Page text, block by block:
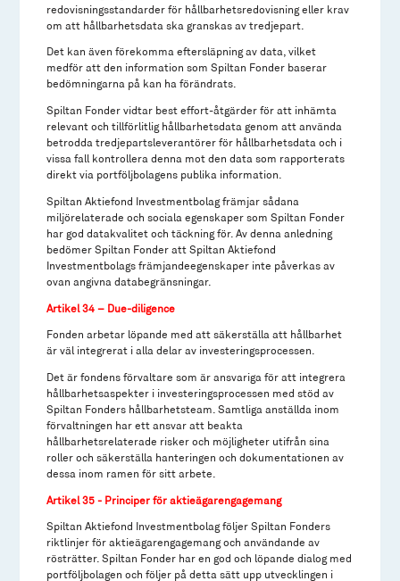
redovisningsstandarder för hållbarhetsredovisning eller krav
om att hållbarhetsdata ska granskas av tredjepart.
Det kan även förekomma eftersläpning av data, vilket
medför att den information som Spiltan Fonder baserar
bedömningarna på kan ha förändrats.
Spiltan Fonder vidtar best effort-åtgärder för att inhämta
relevant och tillförlitlig hållbarhetsdata genom att använda
betrodda tredjepartsleverantörer för hållbarhetsdata och i
vissa fall kontrollera denna mot den data som rapporterats
direkt via portföljbolagens publika information.
Spiltan Aktiefond Investmentbolag främjar sådana
miljörelaterade och sociala egenskaper som Spiltan Fonder
har god datakvalitet och täckning för. Av denna anledning
bedömer Spiltan Fonder att Spiltan Aktiefond
Investmentbolags främjandeegenskaper inte påverkas av
ovan angivna databegränsningar.
Artikel 34 – Due-diligence
Fonden arbetar löpande med att säkerställa att hållbarhet
är väl integrerat i alla delar av investeringsprocessen.
Det är fondens förvaltare som är ansvariga för att integrera
hållbarhetsaspekter i investeringsprocessen med stöd av
Spiltan Fonders hållbarhetsteam. Samtliga anställda inom
förvaltningen har ett ansvar att beakta
hållbarhetsrelaterade risker och möjligheter utifrån sina
roller och säkerställa hanteringen och dokumentationen av
dessa inom ramen för sitt arbete.
Artikel 35 - Principer för aktieägarengagemang
Spiltan Aktiefond Investmentbolag följer Spiltan Fonders
riktlinjer för aktieägarengagemang och användande av
rösträtter. Spiltan Fonder har en god och löpande dialog med
portföljbolagen och följer på detta sätt upp utvecklingen i